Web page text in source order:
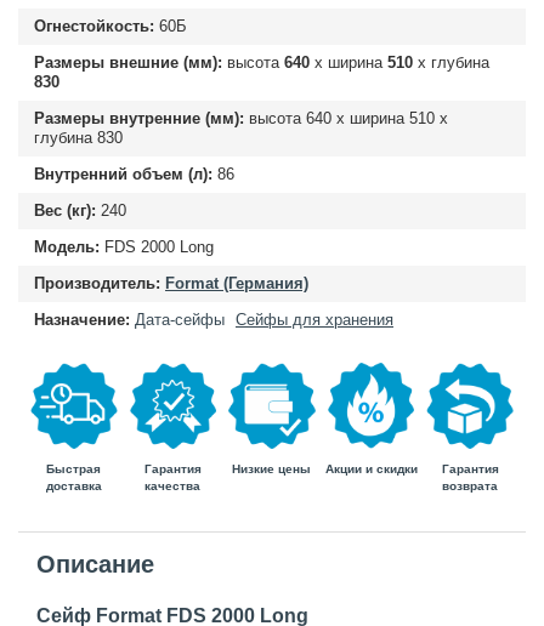
Огнестойкость: 60Б
Размеры внешние (мм): высота 640 х ширина 510 х глубина
830
Размеры внутренние (мм): высота 640 х ширина 510 х
глубина 830
Внутренний объем (л): 86
Вес (кг): 240
Модель: FDS 2000 Long
Производитель: Format (Германия)
Назначение: Дата-сейфы Сейфы для хранения
Быстрая
доставка
Гарантия
качества
Низкие цены Акции и скидки
Гарантия
возврата
Описание
Сейф Format FDS 2000 Long